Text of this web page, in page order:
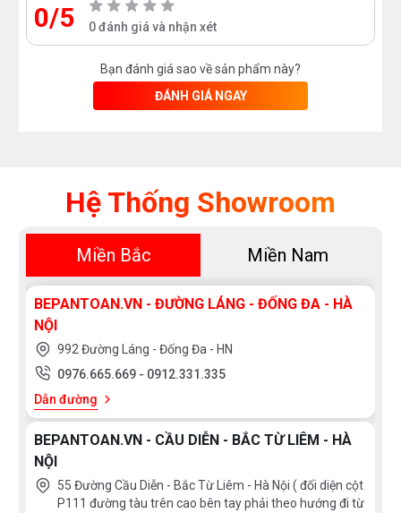
0/5 0 đánh giá và nhận xét
Bạn đánh giá sao về sản phẩm này?
ĐÁNH GIÁ NGAY
Hệ Thống Showroom
Miền Bắc Miền Nam
BEPANTOAN.VN - ĐƯỜNG LÁNG - ĐỐNG ĐA - HÀ
NỘI
992 Đường Láng - Đống Đa - HN
0976.665.669 - 0912.331.335
Dẫn đường
BEPANTOAN.VN - CẦU DIỄN - BẮC TỪ LIÊM - HÀ
NỘI
55 Đường Cầu Diễn - Bắc Từ Liêm - Hà Nội ( đối diện cột
P111 đường tàu trên cao bên tay phải theo hướng đi từ